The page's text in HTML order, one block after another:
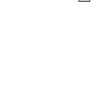
de